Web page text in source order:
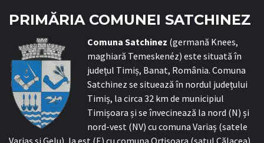
PRIMĂRIA COMUNEI SATCHINEZ
Comuna Satchinez (germană Knees,
maghiară Temeskenéz) este situată în
județul Timiș, Banat, România. Comuna
Satchinez se situează în nordul județului
Timiș, la circa 32 km de municipiul
Timișoara și se învecinează la nord (N) și
nord-vest (NV) cu comuna Variaș (satele
Variaș si Gelu), la est (E) cu comuna Orțișoara (satul Călacea)